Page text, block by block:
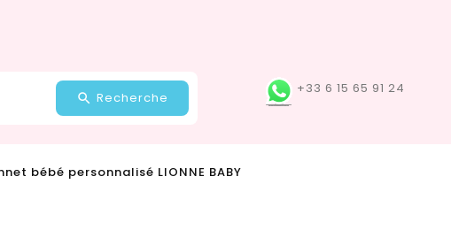
+33 6 15 65 91 24
Recherche
bébé personnalisé LIONNE BABY